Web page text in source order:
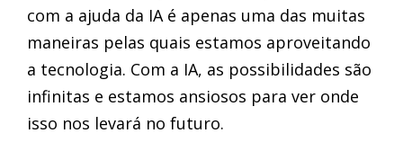
com a ajuda da IA é apenas uma das muitas
maneiras pelas quais estamos aproveitando
a tecnologia. Com a IA, as possibilidades são
infinitas e estamos ansiosos para ver onde
isso nos levará no futuro.